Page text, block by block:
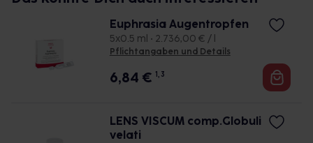
Euphrasia Augentropfen
5x0.5 ml • 2.736,00 € / l
Pflichtangaben und Details
6,84 € 1, 3
LENS VISCUM comp.Globuli
velati